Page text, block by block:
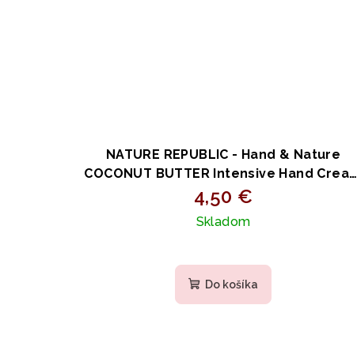
NATURE REPUBLIC - Hand & Nature
COCONUT BUTTER Intensive Hand Cream
- Intenzívny krém na ruky s kokosovým
4,50 €
Skladom
Do košíka